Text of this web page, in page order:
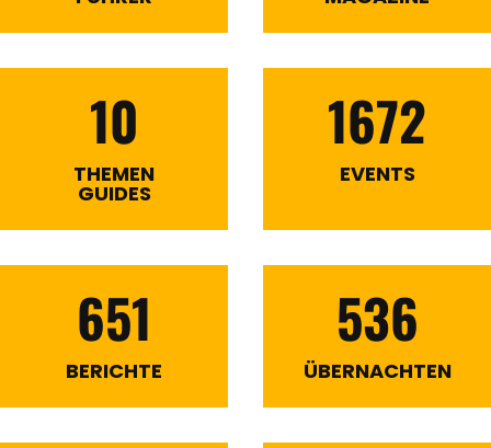
10
THEMEN
GUIDES
1672
EVENTS
651
BERICHTE
536
ÜBERNACHTEN